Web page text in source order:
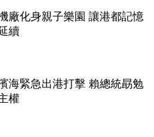
廠化身親子樂園 讓港都記憶
續
海緊急出港打擊 賴總統勗勉
權